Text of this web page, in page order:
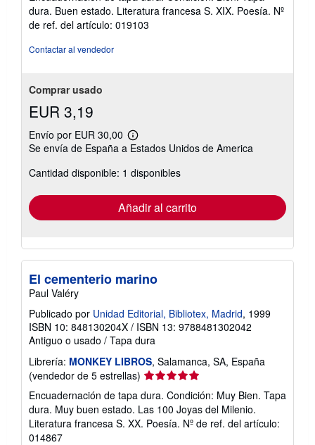
vendedor:
5
de
dura. Buen estado. Literatura francesa S. XIX. Poesía. Nº
de ref. del artículo: 019103
Contactar al vendedor
Comprar usado
EUR 3,19
Envío por EUR 30,00
Más
información
las
tarifas
envío
Se envía de España a Estados Unidos de America
Cantidad disponible: 1 disponibles
Añadir al carrito
El cementerio marino
Paul Valéry
Publicado por Unidad Editorial, Bibliotex, Madrid, 1999
ISBN 10: 848130204X / ISBN 13: 9788481302042
Antiguo o usado / Tapa dura
Librería: MONKEY LIBROS, Salamanca, SA, España
(vendedor de 5 estrellas) Calificación
del
vendedor:
5
de
Encuadernación de tapa dura. Condición: Muy Bien. Tapa
dura. Muy buen estado. Las 100 Joyas del Milenio.
Literatura francesa S. XX. Poesía. Nº de ref. del artículo:
014867